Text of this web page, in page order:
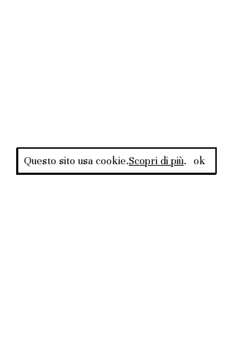
Questo sito usa cookie.Scopri di più. ok